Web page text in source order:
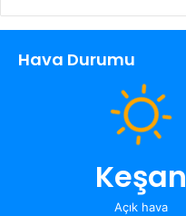
Hava Durumu
Keşan
Açık hava